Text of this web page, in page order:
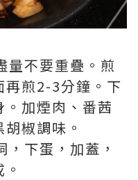
量不要重疊。煎
再煎2-3分鐘。下
加煙肉、番茜
椒調味。
下蛋，加蓋，